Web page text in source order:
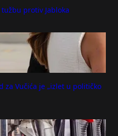
protiv Jabloka
za Vučića je „izlet u političko